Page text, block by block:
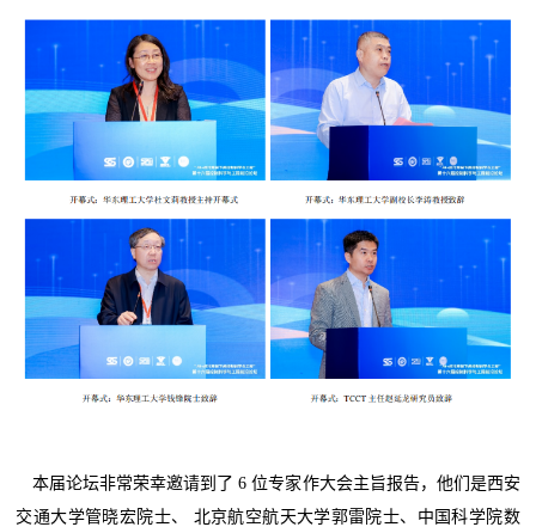
本届论坛非常荣幸邀请到了 6 位专家作大会主旨报告，他们是西安
交通大学管晓宏院士、 北京航空航天大学郭雷院士、中国科学院数